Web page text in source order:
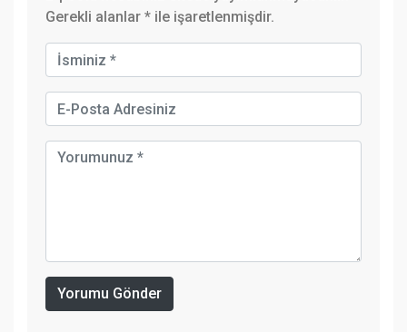
Gerekli alanlar * ile işaretlenmişdir.
Yorumu Gönder